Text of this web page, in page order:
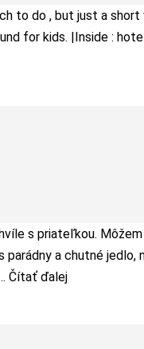
to do , but just a short
for kids. |Inside :
s priateľkou.
parádny a chutné jedlo,
... Čítať ďalej